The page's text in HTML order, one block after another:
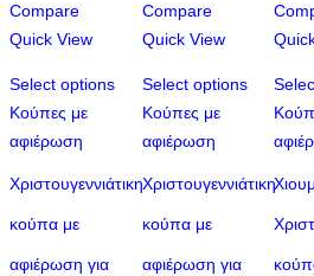
Compare
Quick View
Select options
Κούπες με
αφιέρωση
Χριστουγεννιάτικη
κούπα με
αφιέρωση για
Compare
Quick View
Select options
Κούπες με
αφιέρωση
Χριστουγεννιάτικη
κούπα με
αφιέρωση για